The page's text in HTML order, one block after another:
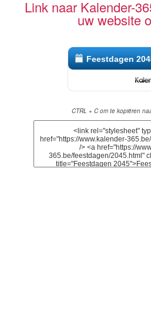
Link naar Kalender-
uw website
Feestdagen
CTRL + C om te kopiëren